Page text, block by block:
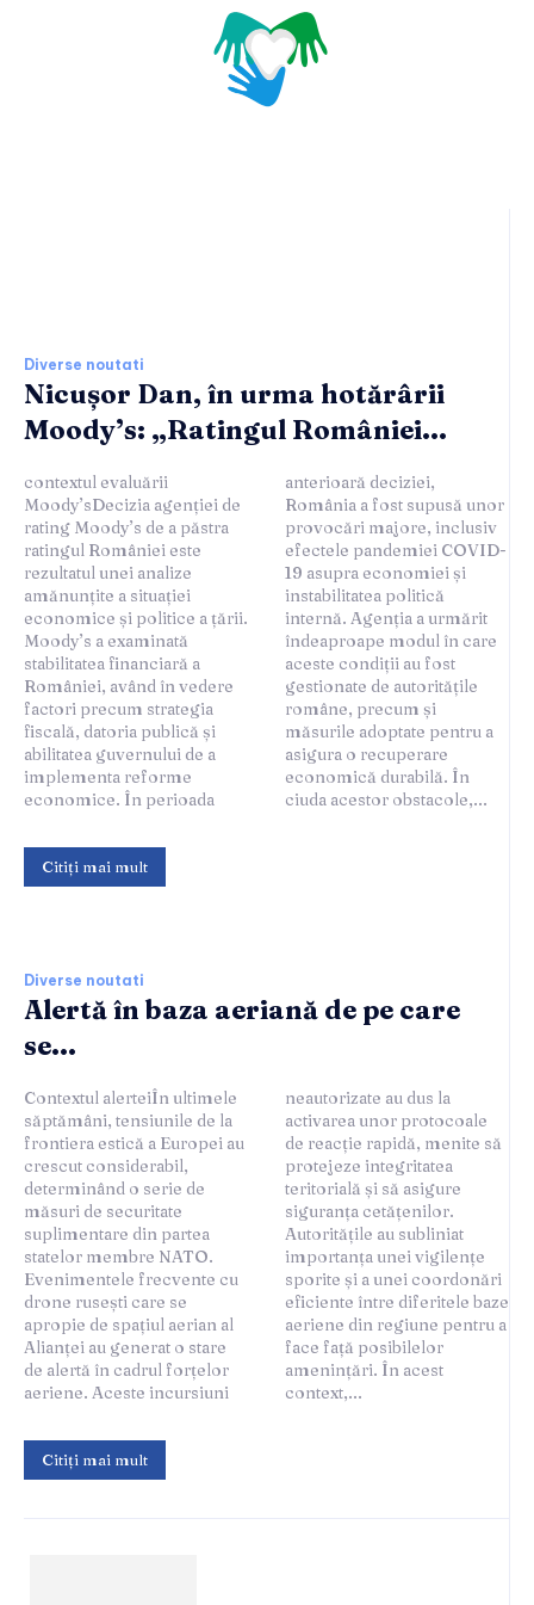
Diverse noutati
Nicușor Dan, în urma hotărârii
Moody’s: „Ratingul României...
contextul evaluării
Moody’sDecizia agenției de
rating Moody’s de a păstra
ratingul României este
rezultatul unei analize
amănunțite a situației
economice și politice a țării.
Moody’s a examinată
stabilitatea financiară a
României, având în vedere
factori precum strategia
fiscală, datoria publică și
abilitatea guvernului de a
implementa reforme
economice. În perioada
anterioară deciziei,
România a fost supusă unor
provocări majore, inclusiv
efectele pandemiei COVID-
19 asupra economiei și
instabilitatea politică
internă. Agenția a urmărit
îndeaproape modul în care
aceste condiții au fost
gestionate de autoritățile
române, precum și
măsurile adoptate pentru a
asigura o recuperare
economică durabilă. În
ciuda acestor obstacole,...
Citiți mai mult
Diverse noutati
Alertă în baza aeriană de pe care
se...
Contextul alerteiÎn ultimele
săptămâni, tensiunile de la
frontiera estică a Europei au
crescut considerabil,
determinând o serie de
măsuri de securitate
suplimentare din partea
statelor membre NATO.
Evenimentele frecvente cu
drone rusești care se
apropie de spațiul aerian al
Alianței au generat o stare
de alertă în cadrul forțelor
aeriene. Aceste incursiuni
neautorizate au dus la
activarea unor protocoale
de reacție rapidă, menite să
protejeze integritatea
teritorială și să asigure
siguranța cetățenilor.
Autoritățile au subliniat
importanța unei vigilențe
sporite și a unei coordonări
eficiente între diferitele baze
aeriene din regiune pentru a
face față posibilelor
amenințări. În acest
context,...
Citiți mai mult